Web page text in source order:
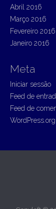
Abril 2016
Março 2016
Fevereiro 2016
Janeiro 2016
Meta
Iniciar sessão
Feed de
Feed de
WordPress.org